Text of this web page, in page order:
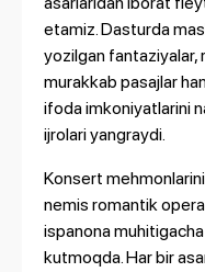
etamiz. Dasturda
yozilgan fantaziyalar,
murakkab pasajlar
ifoda imkoniyatlarini
ijrolari yangraydi.
Konsert
nemis romantik
ispanona
kutmoqda. Har bir